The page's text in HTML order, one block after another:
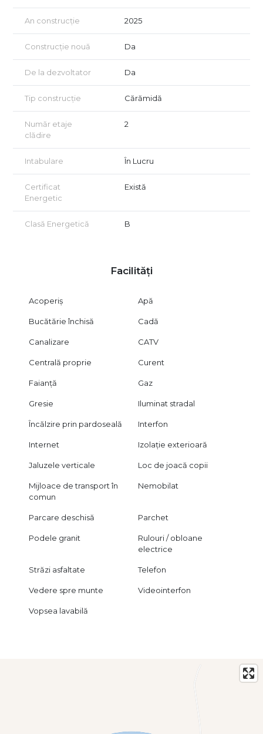
An construcție 2025
Construcție nouă Da
De la dezvoltator Da
Tip construcție Cărămidă
Număr etaje
clădire
2
Intabulare În Lucru
Certificat
Energetic
Există
Clasă Energetică B
Facilități
Acoperiș Apă
Bucătărie închisă Cadă
Canalizare CATV
Centrală proprie Curent
Faianță Gaz
Gresie Iluminat stradal
Încălzire prin pardoseală Interfon
Internet Izolație exterioară
Jaluzele verticale Loc de joacă copii
Mijloace de transport în
comun
Nemobilat
Parcare deschisă Parchet
Podele granit
Rulouri / obloane
electrice
Străzi asfaltate Telefon
Vedere spre munte Videointerfon
Vopsea lavabilă